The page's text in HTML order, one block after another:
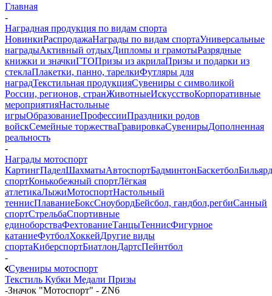
Главная
-
Наградная продукция по видам спорта
НовинкиРаспродажаНаграды по видам спортаУниверсальные
наградыАктивный отдыхДипломы и грамотыРазрядные
книжки и значкиГТОПризы из акрилаПризы и подарки из
стеклаПлакетки, панно, тарелкиФутляры для
наградТекстильная продукцияСувениры с символикой
России, регионов, странЖивотныеИскусствоКорпоративные
мероприятияНастольные
игрыОбразованиеПрофессииПраздники родов
войскСемейные торжестваГравировкаСувенирыДополненная
реальность
-
Награды мотоспорт
КартингПаделШахматыАвтоспортБадминтонБаскетболБильярд
спортКонькобежный спортЛёгкая
атлетикаЛыжиМотоспортНастольный
теннисПлаваниеБоксСноубордБейсбол, гандбол,регбиСанный
спортСтрельбаСпортивные
единоборстваФехтованиеТанцыТеннисФигурное
катаниеФутболХоккейДругие виды
спортаКиберспортБиатлонДартсПейнтбол
-
Сувениры мотоспорт
Текстиль Кубки Медали Призы
-Значок "Мотоспорт" - ZN6